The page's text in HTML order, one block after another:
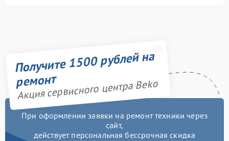
Получите 1500 рублей на
ремонт
Акция сервисного центра Beko
При оформлении заявки на ремонт техники через
сайт,
действует персональная бессрочная скидка